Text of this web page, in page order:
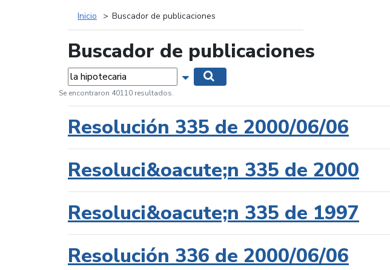
Inicio Buscador de publicaciones
Buscador de publicaciones
Palabras... Mostrar opciones de búsqueda
Se encontraron 40110 resultados.
Resolución 335 de 2000/06/06
Resoluci&oacute;n 335 de 2000
Resoluci&oacute;n 335 de 1997
Resolución 336 de 2000/06/06